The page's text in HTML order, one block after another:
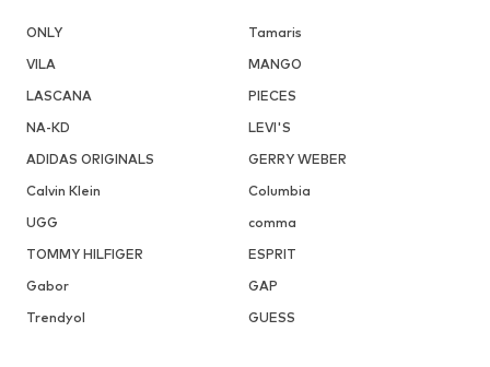
ONLY
Tamaris
VILA
MANGO
LASCANA
PIECES
NA-KD
LEVI'S
ADIDAS ORIGINALS
GERRY WEBER
Calvin Klein
Columbia
UGG
comma
TOMMY HILFIGER
ESPRIT
Gabor
GAP
Trendyol
GUESS